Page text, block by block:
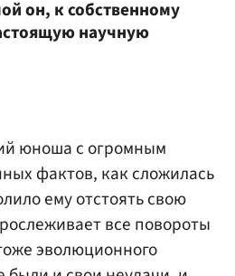
он, к собственному
научную
юноша с огромным
фактов, как сложилась
ему отстоять свою
все повороты
эволюционного